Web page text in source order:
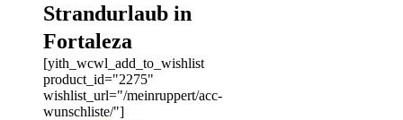
Strandurlaub in
Fortaleza
[yith_wcwl_add_to_wishlist
product_id="2275"
wishlist_url="/meinruppert/acc-
wunschliste/"]